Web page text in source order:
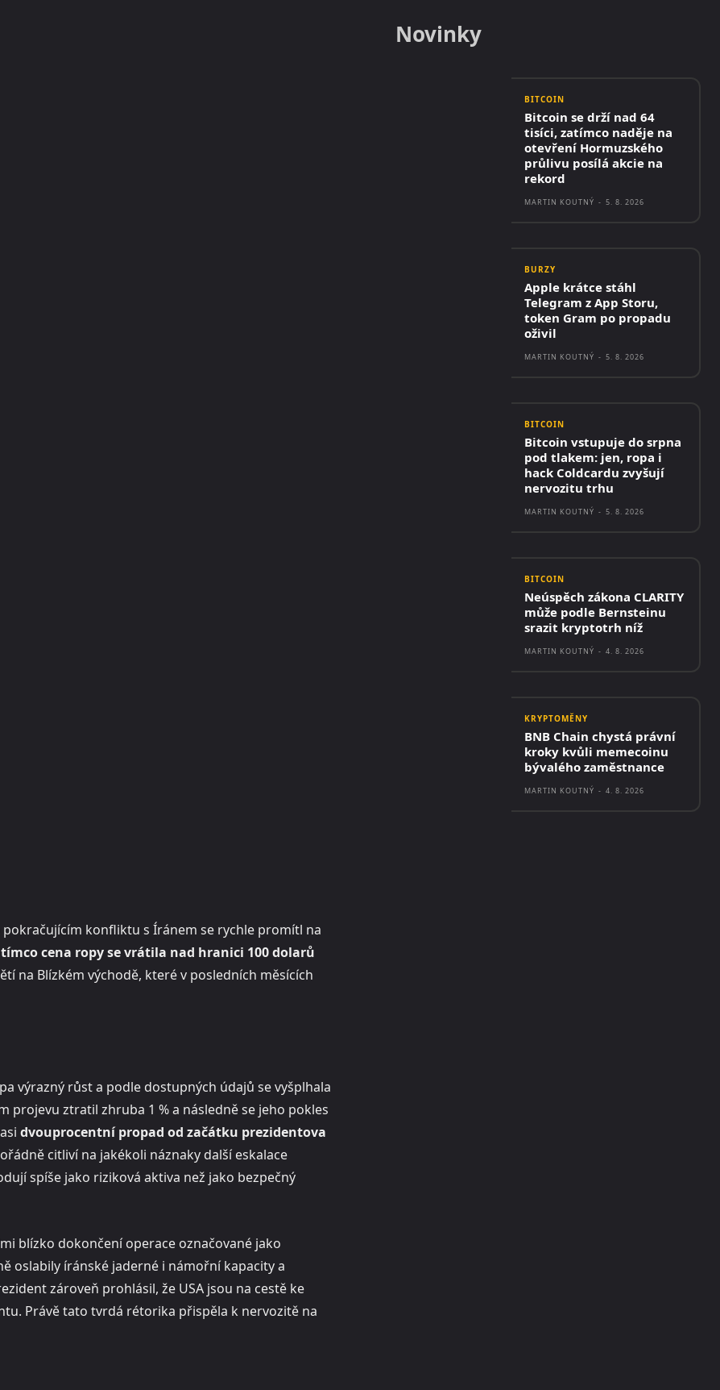
konfliktu s Íránem se rychle promítl na
cena ropy se vrátila nad hranici 100 dolarů
na Blízkém východě, které v posledních měsících
výrazný růst a podle dostupných údajů se vyšplhala
projevu ztratil zhruba 1 % a následně se jeho pokles
dvouprocentní propad od začátku prezidentova
citliví na jakékoli náznaky další eskalace
spíše jako riziková aktiva než jako bezpečný
blízko dokončení operace označované jako
oslabily íránské jaderné i námořní kapacity a
zároveň prohlásil, že USA jsou na cestě ke
Právě tato tvrdá rétorika přispěla k nervozitě na
Novinky
BITCOIN
Bitcoin se drží nad 64
tisíci, zatímco naděje na
otevření Hormuzského
průlivu posílá akcie na
rekord
MARTIN KOUTNÝ - 5. 8. 2026
BURZY
Apple krátce stáhl
Telegram z App Storu,
token Gram po propadu
oživil
MARTIN KOUTNÝ - 5. 8. 2026
BITCOIN
Bitcoin vstupuje do srpna
pod tlakem: jen, ropa i
hack Coldcardu zvyšují
nervozitu trhu
MARTIN KOUTNÝ - 5. 8. 2026
BITCOIN
Neúspěch zákona CLARITY
může podle Bernsteinu
srazit kryptotrh níž
MARTIN KOUTNÝ - 4. 8. 2026
KRYPTOMĚNY
BNB Chain chystá právní
kroky kvůli memecoinu
bývalého zaměstnance
MARTIN KOUTNÝ - 4. 8. 2026